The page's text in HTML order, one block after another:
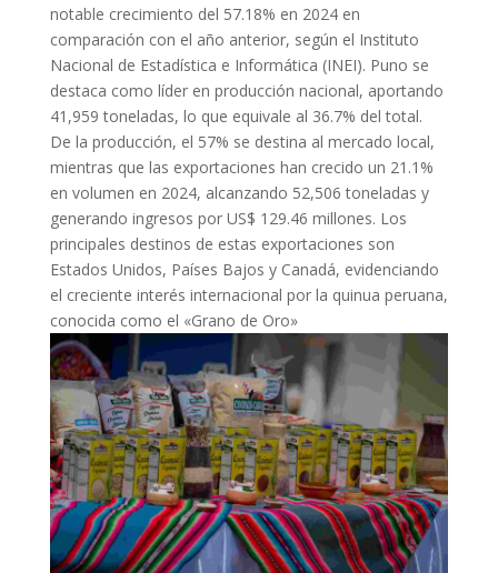
notable crecimiento del 57.18% en 2024 en
comparación con el año anterior, según el Instituto
Nacional de Estadística e Informática (INEI). Puno se
destaca como líder en producción nacional, aportando
41,959 toneladas, lo que equivale al 36.7% del total.
De la producción, el 57% se destina al mercado local,
mientras que las exportaciones han crecido un 21.1%
en volumen en 2024, alcanzando 52,506 toneladas y
generando ingresos por US$ 129.46 millones. Los
principales destinos de estas exportaciones son
Estados Unidos, Países Bajos y Canadá, evidenciando
el creciente interés internacional por la quinua peruana,
conocida como el «Grano de Oro»